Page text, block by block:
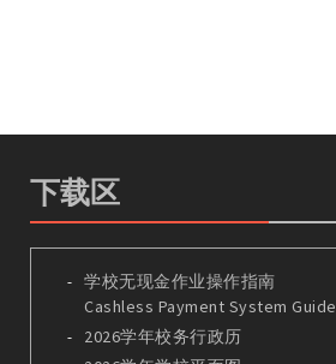
下载区
学校无现金作业操作指南
Cashless Payment System Guide
2026学年校务行政历